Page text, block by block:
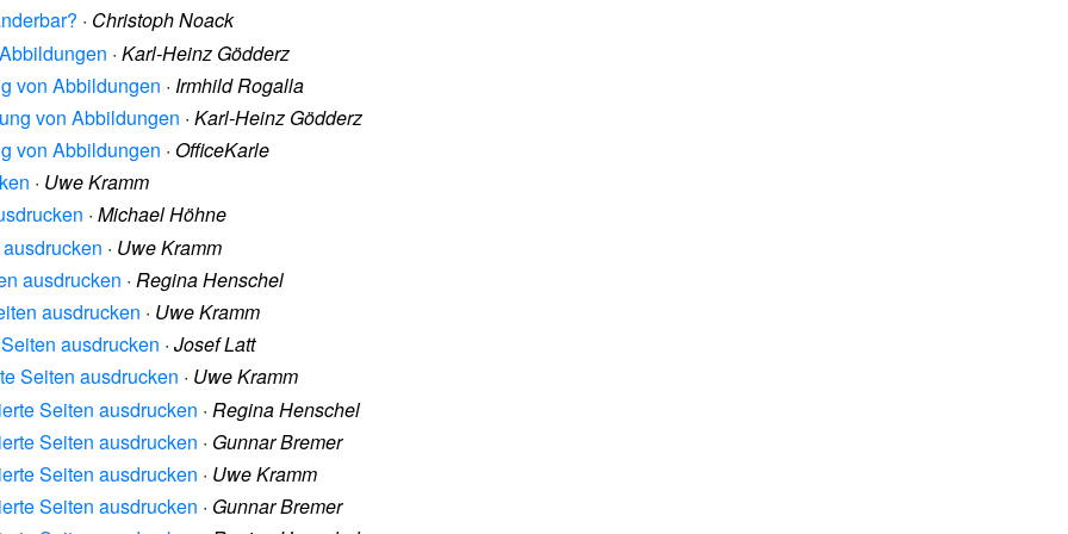
· Christoph Noack
· Karl-Heinz Gödderz
von Abbildungen · Irmhild Rogalla
von Abbildungen · Karl-Heinz Gödderz
von Abbildungen · OfficeKarle
· Uwe Kramm
· Michael Höhne
· Uwe Kramm
ausdrucken · Regina Henschel
ausdrucken · Uwe Kramm
ausdrucken · Josef Latt
Seiten ausdrucken · Uwe Kramm
Seiten ausdrucken · Regina Henschel
Seiten ausdrucken · Gunnar Bremer
Seiten ausdrucken · Uwe Kramm
Seiten ausdrucken · Gunnar Bremer